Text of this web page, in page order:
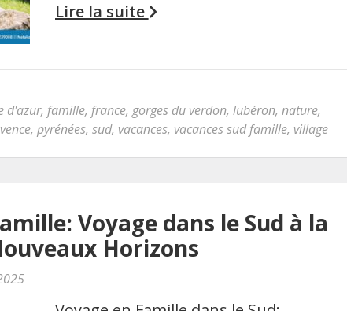
Lire la suite
d'azur, famille, france, gorges du verdon, lubéron, nature,
, pyrénées, sud, vacances, vacances sud famille, village
Voyage dans le Sud à la
Horizons